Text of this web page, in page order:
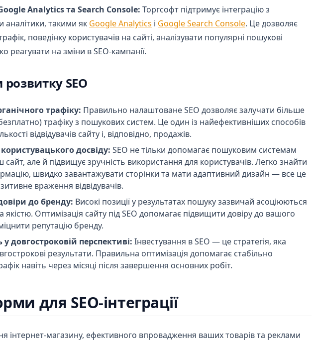
Analytics та Search Console: Торгсофт підтримує інтеграцію з
аналітики, такими як Google Analytics (opens in a new tab)
і Google Search Console(opens in a new tab)
. Це дозволяє
поведінку користувачів на сайті, аналізувати популярні пошукові
реагувати на зміни в SEO-кампанії.
SEO
трафіку: Правильно налаштоване SEO дозволяє залучати більше
трафіку з пошукових систем. Це один із найефективніших способів
відвідувачів сайту і, відповідно, продажів.
досвіду: SEO не тільки допомагає пошуковим системам
але й підвищує зручність використання для користувачів. Легко знайти
швидко завантажувати сторінки та мати адаптивний дизайн — все це
враження відвідувачів.
до бренду: Високі позиції у результатах пошуку зазвичай асоціюються
якістю. Оптимізація сайту під SEO допомагає підвищити довіру до вашого
репутацію бренду.
у довгостроковій перспективі: Інвестування в SEO — це стратегія, яка
результати. Правильна оптимізація допомагає стабільно
навіть через місяці після завершення основних робіт.
для SEO-інтеграції
інтернет-магазину, ефективного впровадження ваших товарів та реклами